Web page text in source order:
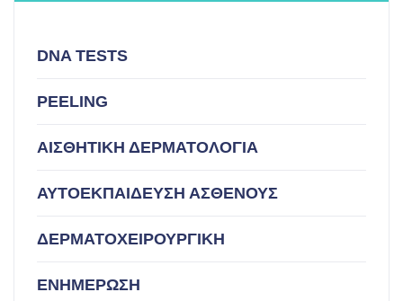
DNA TESTS
PEELING
ΑΙΣΘΗΤΙΚΗ ΔΕΡΜΑΤΟΛΟΓΙΑ
ΑΥΤΟΕΚΠΑΙΔΕΥΣΗ ΑΣΘΕΝΟΥΣ
ΔΕΡΜΑΤΟΧΕΙΡΟΥΡΓΙΚΗ
ΕΝΗΜΕΡΩΣΗ